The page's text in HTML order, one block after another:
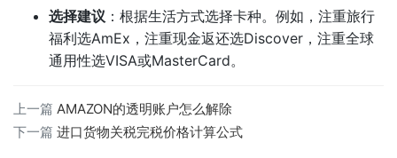
选择建议 ：根据生活方式选择卡种。例如，注重旅行
福利选AmEx，注重现金返还选Discover，注重全球
通用性选VISA或MasterCard。
上一篇 AMAZON的透明账户怎么解除
下一篇 进口货物关税完税价格计算公式